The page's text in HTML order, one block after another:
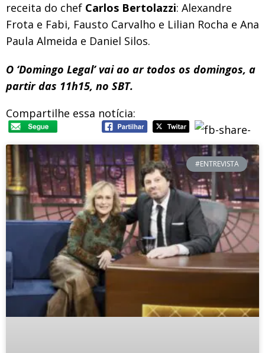
receita do chef Carlos Bertolazzi: Alexandre
Frota e Fabi, Fausto Carvalho e Lilian Rocha e Ana
Paula Almeida e Daniel Silos.
O ‘Domingo Legal’ vai ao ar todos os domingos, a
partir das 11h15, no SBT.
Compartilhe essa notícia:
#ENTREVISTA